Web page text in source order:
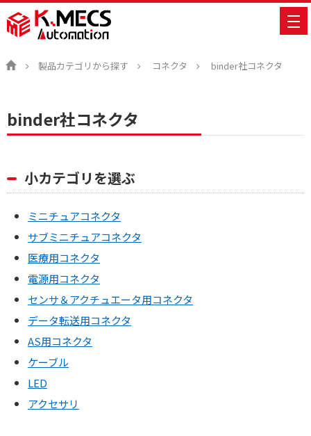
製品カテゴリから探す コネクタ binder社コネクタ
binder社コネクタ
小カテゴリを選ぶ
ミニチュアコネクタ
サブミニチュアコネクタ
医療用コネクタ
電源用コネクタ
センサ＆アクチュエータ用コネクタ
データ転送用コネクタ
AS用コネクタ
ケーブル
LED
アクセサリ